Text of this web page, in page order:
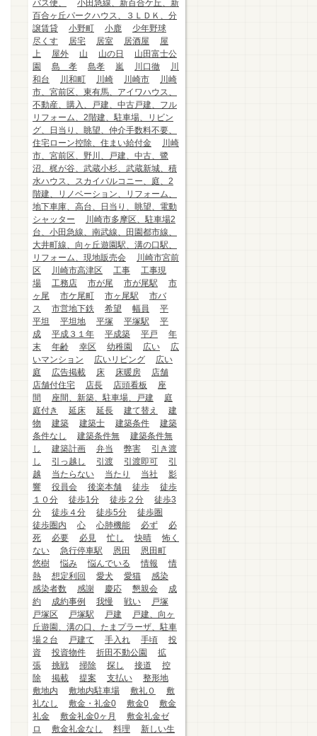
バス便、
小田急線、新百合ケ丘、新
百合ヶ丘パークハウス、３ＬＤＫ、分
譲賃貸
小野町 小鹿
少年野球
尽くす
居宅 居室 居酒屋
屋
上
屋外 山 山の日
山田富士公
園
島 孝 島孝 嵐 川口徹
川
和台
川和町 川崎 川崎市
川崎
市、宮前区、東有馬、アイワハウス、
不動産、購入、戸建、中古戸建、フル
リフォーム、2階建、駐車場、リビン
グ、日当り、眺望、仲介手数料不要、
住宅ローン控除、住まい給付金
川崎
市、宮前区、野川、戸建、中古、鷺
沼、梶が谷、武蔵小杉、武蔵新城、積
水ハウス、スカイバルコニー、庭、2
階建、リノベーション、リフォーム、
地下車庫、高台、日当り、眺望、電動
シャッター
川崎市多摩区、駐車場2
台、小田急線、南武線、田園都市線、
大井町線、向ヶ丘遊園駅、溝の口駅、
リフォーム、現地販売会
川崎市宮前
区
川崎市高津区 工事
工事現
場
工務店 市が尾 市が尾駅
市
ヶ尾
市ケ尾町 市ヶ尾駅
市バ
ス
市営地下鉄 希望 幅員
平
平坦
平坦地 平塚 平塚駅
平
成
平成３１年 平成築 平戸
年
末
年齢 幸区 幼稚園 広い
広
いマンション
広いリビング
広い
庭
広告掲載 床 床暖房
店舗
店舗付住宅
店長 店頭看板
座
間
座間、新築、駐車場、戸建
庭
庭付き
延床 延長 建て替え
建
物
建築 建築士 建築条件
建築
条件なし
建築条件無
建築条件無
し
建築計画 弁当 弊害
引き渡
し
引っ越し 引渡 引渡即可
引
越
当たらない 当たり 当社
影
響
役員会 後楽本舗 徒歩
徒歩
１０分
徒歩1分 徒歩２分
徒歩3
分
徒歩４分 徒歩5分
徒歩圏
徒歩圏内
心 心肺機能 必ず
必
死
必要 必見 忙し 快晴
怖く
ない
急行停車駅 恩田
恩田町
悠樹
悩み 悩んでいる 情報
情
熱
想定利回 愛犬 愛猫
感染
感染者数
感謝 慶応 懇親会
成
約
成約事例 我慢 戦い
戸塚
戸塚区
戸塚駅 戸建
戸建、向ヶ
丘遊園、溝の口、たまプラーザ、駐車
場２台
戸建て 手入れ 手頃
投
資
投資物件 折田不動公園
拡
張
挑戦 掃除 探し 接道
控
除
掲載 提案 支払い
整形地
敷地内
敷地内駐車場 敷礼０
敷
礼なし
敷金・礼金0 敷金0
敷金
礼金
敷金礼金0ヶ月
敷金礼金ゼ
ロ
敷金礼金なし 料理
新しい生